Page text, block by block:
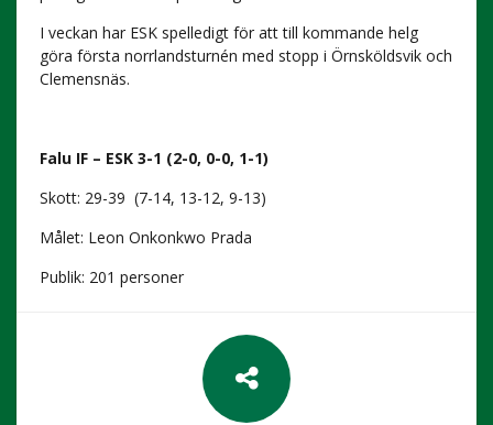
I veckan har ESK spelledigt för att till kommande helg
göra första norrlandsturnén med stopp i Örnsköldsvik och
Clemensnäs.
Falu IF – ESK 3-1 (2-0, 0-0, 1-1)
Skott: 29-39 (7-14, 13-12, 9-13)
Målet: Leon Onkonkwo Prada
Publik: 201 personer